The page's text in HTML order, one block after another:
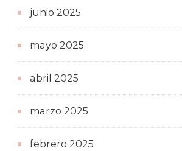
junio 2025
mayo 2025
abril 2025
marzo 2025
febrero 2025